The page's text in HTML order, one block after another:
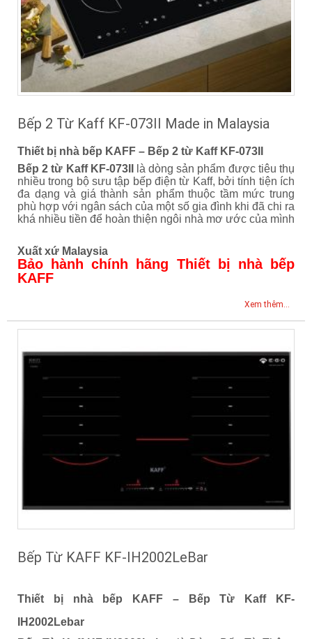
Bếp 2 Từ Kaff KF-073II Made in Malaysia
Thiết bị nhà bếp KAFF – Bếp 2 từ Kaff KF-073II
Bếp 2 từ Kaff KF-073II
là dòng sản phẩm được tiêu thụ
nhiều trong bộ sưu tập bếp điện từ Kaff, bởi tính tiện ích
đa dạng và giá thành sản phẩm thuộc tầm mức trung
phù hợp với ngân sách của một số gia đình khi đã chi ra
khá nhiều tiền để hoàn thiện ngôi nhà mơ ước của mình
Xuất xứ Malaysia
Bảo hành chính hãng Thiết bị nhà bếp
KAFF
Xem thêm...
Bếp Từ KAFF KF-IH2002LeBar
Thiết bị nhà bếp KAFF –
Bếp Từ Kaff KF-
IH2002Lebar